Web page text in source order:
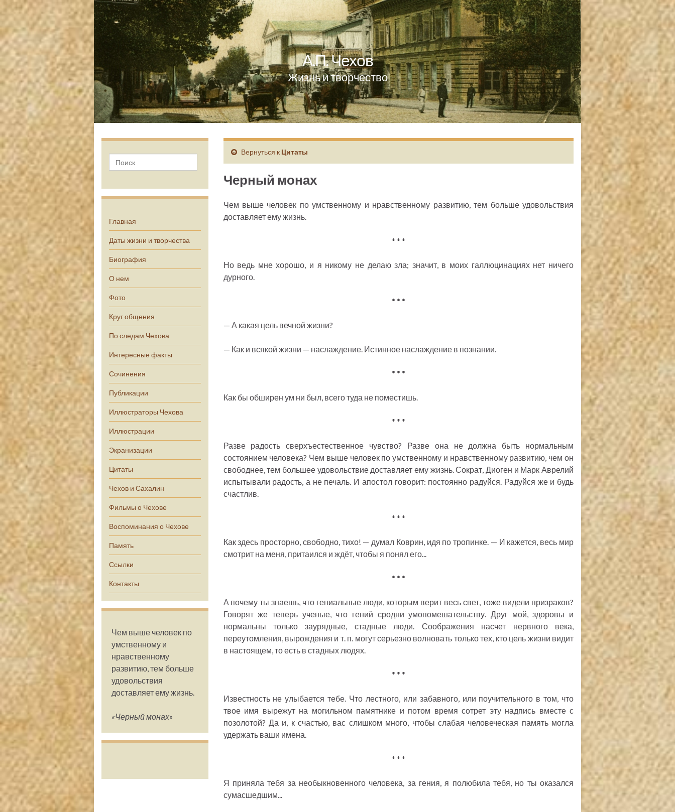
А.П. Чехов
Жизнь и творчество
Главная
Даты жизни и творчества
Биография
О нем
Фото
Круг общения
По следам Чехова
Интересные факты
Сочинения
Публикации
Иллюстраторы Чехова
Иллюстрации
Экранизации
Цитаты
Чехов и Сахалин
Фильмы о Чехове
Воспоминания о Чехове
Память
Ссылки
Контакты
Чем выше человек по
умственному и
нравственному
развитию, тем больше
удовольствия
доставляет ему жизнь.
«Черный монах»
Вернуться к Цитаты
Черный монах
Чем выше человек по умственному и нравственному развитию, тем больше удовольствия
доставляет ему жизнь.
* * *
Но ведь мне хорошо, и я никому не делаю зла; значит, в моих галлюцинациях нет ничего
дурного.
* * *
— А какая цель вечной жизни?
— Как и всякой жизни — наслаждение. Истинное наслаждение в познании.
* * *
Как бы обширен ум ни был, всего туда не поместишь.
* * *
Разве радость сверхъестественное чувство? Разве она не должна быть нормальным
состоянием человека? Чем выше человек по умственному и нравственному развитию, чем он
свободнее, тем большее удовольствие доставляет ему жизнь. Сократ, Диоген и Марк Аврелий
испытывали радость, а не печаль. И апостол говорит: постоянно радуйся. Радуйся же и будь
счастлив.
* * *
Как здесь просторно, свободно, тихо! — думал Коврин, идя по тропинке. — И кажется, весь мир
смотрит на меня, притаился и ждёт, чтобы я понял его...
* * *
А почему ты знаешь, что гениальные люди, которым верит весь свет, тоже видели призраков?
Говорят же теперь ученые, что гений сродни умопомешательству. Друг мой, здоровы и
нормальны только заурядные, стадные люди. Соображения насчет нервного века,
переутомления, вырождения и т. п. могут серьезно волновать только тех, кто цель жизни видит
в настоящем, то есть в стадных людях.
* * *
Известность не улыбается тебе. Что лестного, или забавного, или поучительного в том, что
твое имя вырежут на могильном памятнике и потом время сотрет эту надпись вместе с
позолотой? Да и, к счастью, вас слишком много, чтобы слабая человеческая память могла
удержать ваши имена.
* * *
Я приняла тебя за необыкновенного человека, за гения, я полюбила тебя, но ты оказался
сумасшедшим...